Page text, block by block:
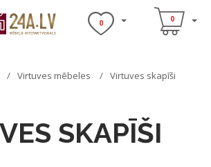
0 0
Virtuves mēbeles
Virtuves skapīši
SKAPĪŠI